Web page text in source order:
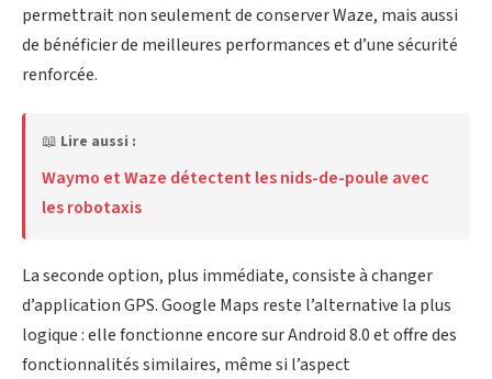
permettrait non seulement de conserver Waze, mais aussi
de bénéficier de meilleures performances et d’une sécurité
renforcée.
📖 Lire aussi :
Waymo et Waze détectent les nids-de-poule avec
les robotaxis
La seconde option, plus immédiate, consiste à changer
d’application GPS. Google Maps reste l’alternative la plus
logique : elle fonctionne encore sur Android 8.0 et offre des
fonctionnalités similaires, même si l’aspect